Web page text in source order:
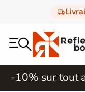
-10% sur tout